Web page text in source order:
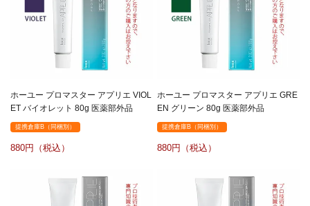
ホーユー プロマスター アプリエ VIOL
ET バイオレット 80g 医薬部外品
提携倉庫B（同梱別）
880
ホーユー プロマスター アプリエ GRE
EN グリーン 80g 医薬部外品
提携倉庫B（同梱別）
880